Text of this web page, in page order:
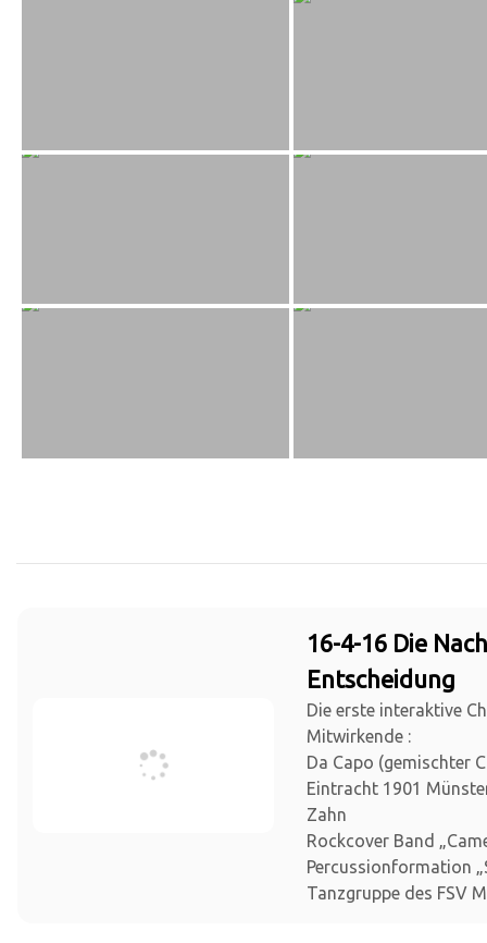
16-4-16 Die
Entscheidung
Die erste interaktive
Mitwirkende :
Da Capo (gemischter
Eintracht 1901
Zahn
Rockcover Band
Percussionformation
Tanzgruppe des FSV